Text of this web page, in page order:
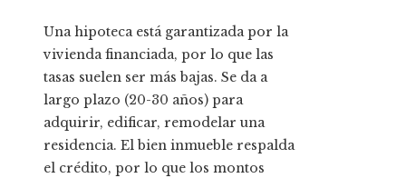
Una hipoteca está garantizada por la
vivienda financiada, por lo que las
tasas suelen ser más bajas. Se da a
largo plazo (20-30 años) para
adquirir, edificar, remodelar una
residencia. El bien inmueble respalda
el crédito, por lo que los montos